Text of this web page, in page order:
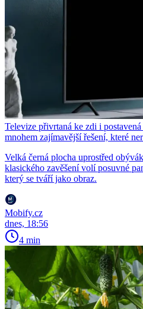
Televize přivrtaná ke zdi i
mnohem zajímavější řešení, které
Velká černá plocha uprostřed
klasického zavěšení volí posuvné
který se tváří jako obraz.
Mobify.cz
dnes, 18:56
4 min